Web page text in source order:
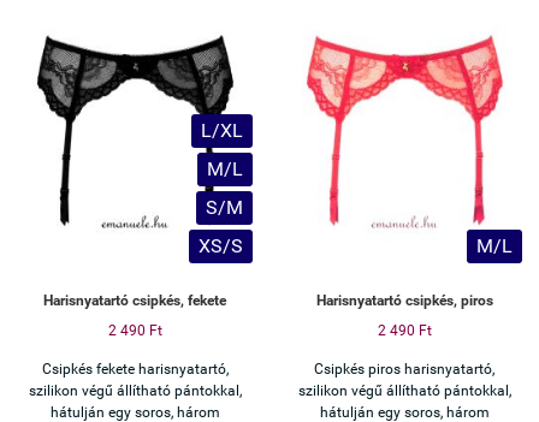
L/XL
M/L
S/M
XS/S
Harisnyatartó csipkés, fekete
2 490 Ft
Csipkés fekete harisnyatartó,
szilikon végű állítható pántokkal,
hátulján egy soros, három
M/L
Harisnyatartó csipkés, piros
2 490 Ft
Csipkés piros harisnyatartó,
szilikon végű állítható pántokkal,
hátulján egy soros, három